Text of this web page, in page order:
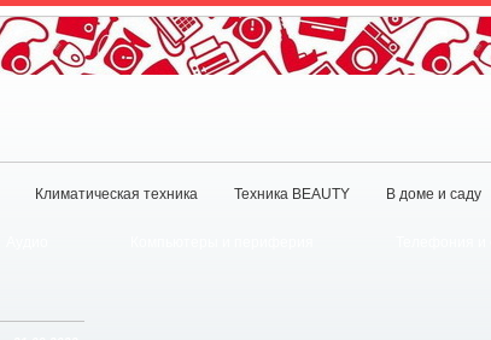
Климатическая техника Техника BEAUTY В доме и саду